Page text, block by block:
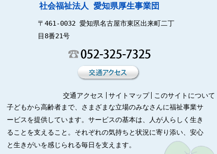
社会福祉法人 愛知県厚生事業団
〒461-0032 愛知県名古屋市東区出来町二丁
目8番21号
交通アクセス サイトマップ
このサイトについて
子どもから高齢者まで、さまざまな立場のみなさんに福祉事業サ
ービスを提供しています。サービスの基本は、人が人らしく生き
ることを支えること。それぞれの気持ちと状況に寄り添い、安心
と生きがいを感じられる毎日を支えます。